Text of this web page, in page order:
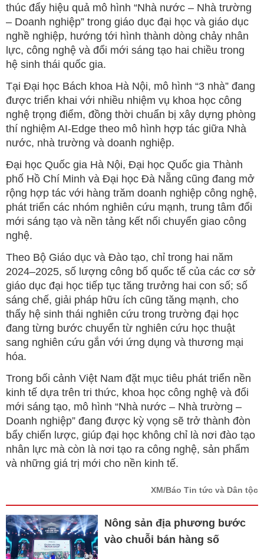
thúc đẩy hiệu quả mô hình “Nhà nước – Nhà trường
– Doanh nghiệp” trong giáo dục đại học và giáo dục
nghề nghiệp, hướng tới hình thành dòng chảy nhân
lực, công nghệ và đổi mới sáng tạo hai chiều trong
hệ sinh thái quốc gia.
Tại Đại học Bách khoa Hà Nội, mô hình “3 nhà” đang
được triển khai với nhiều nhiệm vụ khoa học công
nghệ trọng điểm, đồng thời chuẩn bị xây dựng phòng
thí nghiệm AI-Edge theo mô hình hợp tác giữa Nhà
nước, nhà trường và doanh nghiệp.
Đại học Quốc gia Hà Nội, Đại học Quốc gia Thành
phố Hồ Chí Minh và Đại học Đà Nẵng cũng đang mở
rộng hợp tác với hàng trăm doanh nghiệp công nghệ,
phát triển các nhóm nghiên cứu mạnh, trung tâm đổi
mới sáng tạo và nền tảng kết nối chuyển giao công
nghệ.
Theo Bộ Giáo dục và Đào tạo, chỉ trong hai năm
2024–2025, số lượng công bố quốc tế của các cơ sở
giáo dục đại học tiếp tục tăng trưởng hai con số; số
sáng chế, giải pháp hữu ích cũng tăng mạnh, cho
thấy hệ sinh thái nghiên cứu trong trường đại học
đang từng bước chuyển từ nghiên cứu học thuật
sang nghiên cứu gắn với ứng dụng và thương mại
hóa.
Trong bối cảnh Việt Nam đặt mục tiêu phát triển nền
kinh tế dựa trên tri thức, khoa học công nghệ và đổi
mới sáng tạo, mô hình “Nhà nước – Nhà trường –
Doanh nghiệp” đang được kỳ vọng sẽ trở thành đòn
bẩy chiến lược, giúp đại học không chỉ là nơi đào tạo
nhân lực mà còn là nơi tạo ra công nghệ, sản phẩm
và những giá trị mới cho nền kinh tế.
XM/Báo Tin tức và Dân tộc
Nông sản địa phương bước
vào chuỗi bán hàng số